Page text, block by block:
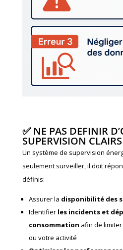
✅ NE PAS DEFINIR
SUPERVISION CLAIRS
Un système de supervision
seulement surveiller, il doit
définis:
Assurer la disponibilité des
Identifierles incidents et
consommation afin de limiter
ou votre activité